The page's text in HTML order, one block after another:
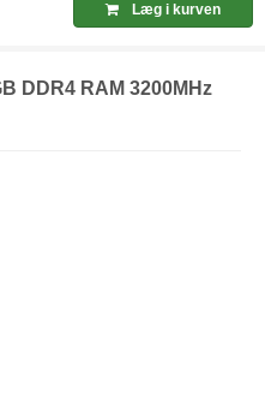
Læg i kurven
DDR4 RAM 3200MHz